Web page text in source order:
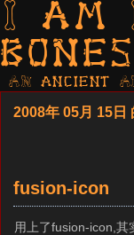
I am
AN ancient
2008年 05月 15日
fusion-icon
用上了fusion-icon,其